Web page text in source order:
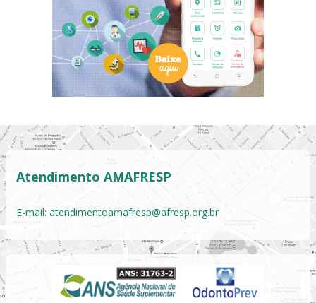
Atendimento AMAFRESP
E-mail: atendimentoamafresp@afresp.org.br